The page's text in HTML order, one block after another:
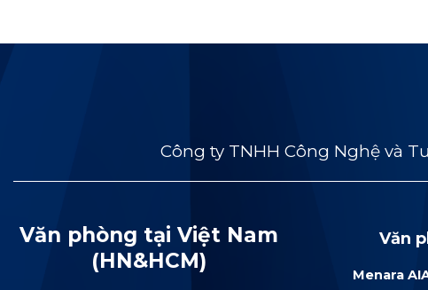
Công ty TNHH Công Nghệ và
Văn phòng tại Việt Nam
(HN&HCM)
Văn
Menara